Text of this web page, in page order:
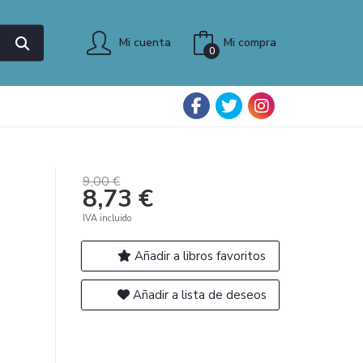
Mi cuenta Mi compra
0
9,00 €
8,73 €
IVA incluido
Añadir a libros favoritos
Añadir a lista de deseos